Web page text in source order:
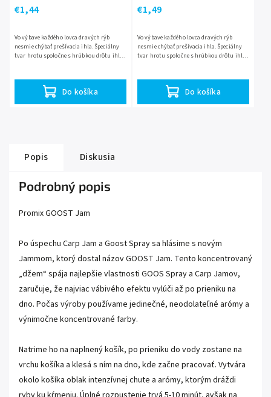
€1,44
Do košíka
Vo výbave každého lovca dravých rýb
nesmie chýbať prešívacia ihla. Špeciálny
tvar hrotu spoločne s hrúbkou drôtu ihly
€1,49
Do košíka
Vo výbave každého lovca dravých rýb
nesmie chýbať prešívacia ihla. Špeciálny
tvar hrotu spoločne s hrúbkou drôtu ihly
Popis Diskusia
Podrobný popis
Promix GOOST Jam
Po úspechu Carp Jam a Goost Spray sa hlásime s novým
Jammom, ktorý dostal názov GOOST Jam. Tento koncentrovaný
„džem“ spája najlepšie vlastnosti GOOS Spray a Carp Jamov,
zaručuje, že najviac vábivého efektu vylúči až po prieniku na
dno. Počas výroby používame jedinečné, neodolateľné arómy a
výnimočne koncentrované farby.
Natrime ho na naplnený košík, po prieniku do vody zostane na
vrchu košíka a klesá s ním na dno, kde začne pracovať. Vytvára
okolo košíka oblak intenzívnej chute a arómy, ktorým dráždi